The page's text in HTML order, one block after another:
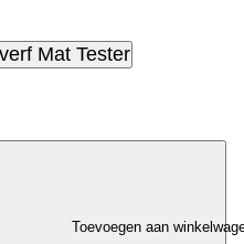
Mat Tester
Toevoegen aan